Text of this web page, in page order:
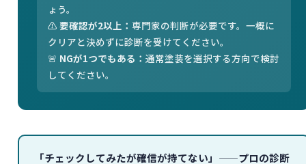
ょう。
⚠️ 要確認が2以上： 専門家の判断が必要です。一概に
クリアと決めずに診断を受けてください。
🚨 NGが1つでもある： 通常塗装を選択する方向で検討
してください。
「チェックしてみたが確信が持てない」——プロの診断